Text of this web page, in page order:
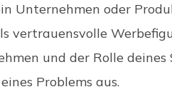
Unternehmen oder
vertrauensvolle
und der Rolle
Problems aus.